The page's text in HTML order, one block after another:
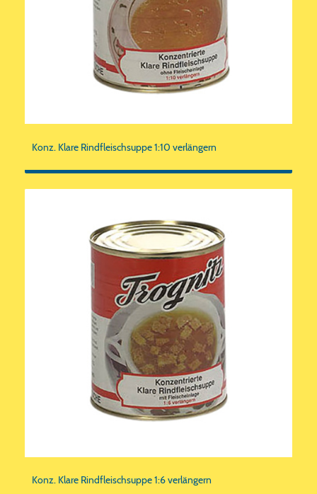
Konz. Klare Rindfleischsuppe 1:10 verlängern
Konz. Klare Rindfleischsuppe 1:6 verlängern